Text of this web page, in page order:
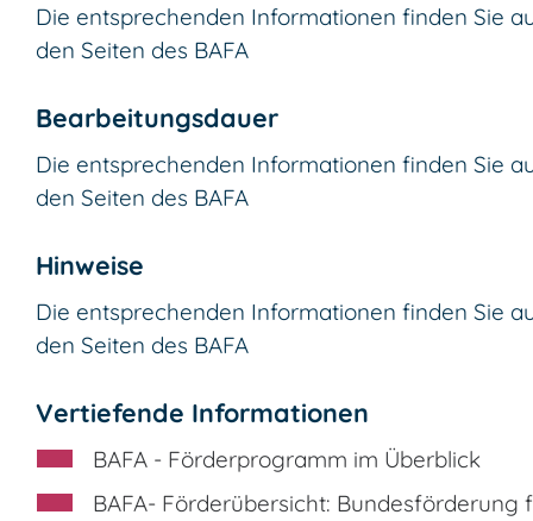
Die entsprechenden Informationen finden Sie
den Seiten des BAFA
Bearbeitungsdauer
Die entsprechenden Informationen finden Sie
den Seiten des BAFA
Hinweise
Die entsprechenden Informationen finden Sie
den Seiten des BAFA
Vertiefende Informationen
BAFA - Förderprogramm im Überblick
BAFA- Förderübersicht: Bundesförderung